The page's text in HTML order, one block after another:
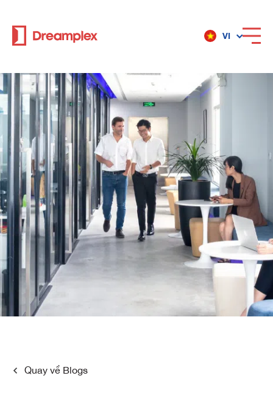
VI
Dịch vụ
Địa điểm
Về Dreamplex
Dreamplex
Dreamplex Private Trần Quốc Toản
Dreamplex Lê Hiến Mai
Dreamplex Ngô Quang Huy
Dreamplex Trần Quang Khải
Vì sao nên chọn Dreamplex
Quay về Blogs